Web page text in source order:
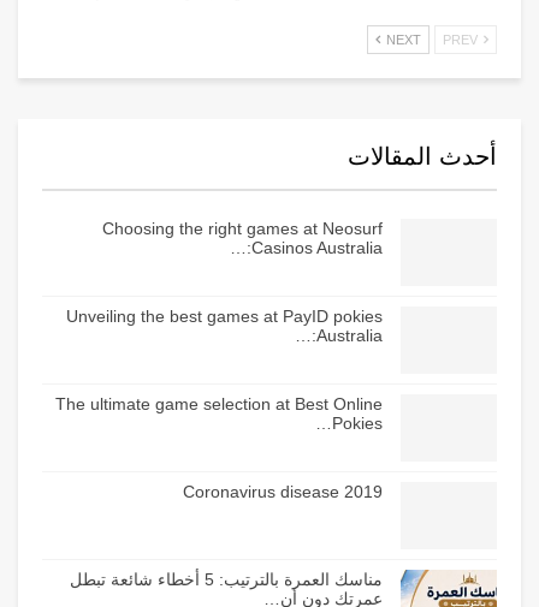
NEXT
أحدث المقالات
Choosing the right games at Neosurf
Casinos Australia:…
Unveiling the best games at PayID pokies
Australia:…
The ultimate game selection at Best Online
Pokies…
Coronavirus disease 2019
مناسك العمرة بالترتيب: 5 أخطاء شائعة تبطل
عمرتك دون أن…